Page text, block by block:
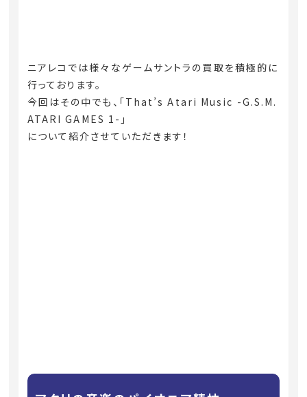
ニアレコでは様々なゲームサントラの買取を積極的に
行っております。
今回はその中でも、「That’s Atari Music -G.S.M.
ATARI GAMES 1-」
について紹介させていただきます！